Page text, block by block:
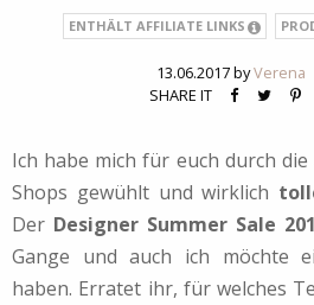
ENTHÄLT AFFILIATE LINKS
13.06.2017 byVerena
SHARE IT
Ich habe mich für euch durch
Shops gewühlt und wirklich
Der Designer Summer Sale
Gange und auch ich möchte
haben. Erratet ihr, für welches